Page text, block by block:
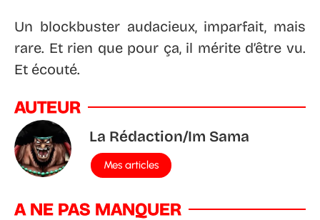
Un blockbuster audacieux, imparfait, mais
rare. Et rien que pour ça, il mérite d’être vu.
Et écouté.
AUTEUR
La Rédaction/Im Sama
Mes articles
A NE PAS MANQUER